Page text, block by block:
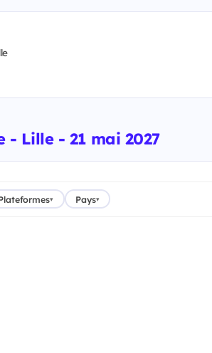
- Lille - 21 mai 2027
▾ Pays▾